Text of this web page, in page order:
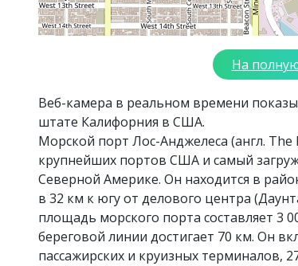
На
Веб-камера в реальном времени
штате Калифорния в США.
Морской порт Лос-Анджелеса (англ.
крупнейших портов США и самый
Северной Америке. Он находится в
в 32 км к югу от делового центра
площадь морского порта составляет 3
береговой линии достигает 70 км. Он
пассажирских и круизных терминалов,